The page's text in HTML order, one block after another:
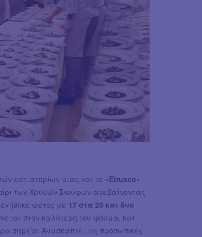
εστιατορίων μιας και το «Etrusco»
των Χρυσών Σκούφων ανεβαίνοντας
φέτος με 17 στα 20 και δυο
στην καλύτερή του φόρμα, και
σημείο. Ανασκάπτει τις προσωπικές